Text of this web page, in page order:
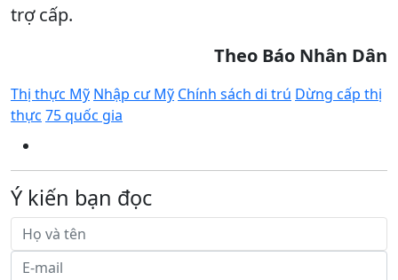
trợ cấp.
Theo Báo Nhân Dân
Thị thực Mỹ Nhập cư Mỹ Chính sách di trú Dừng cấp thị
thực 75 quốc gia
Ý kiến bạn đọc